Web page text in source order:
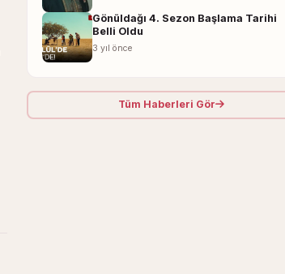
Gönüldağı 4. Sezon Başlama Tarihi
Belli Oldu
3 yıl önce
Tüm Haberleri Gör